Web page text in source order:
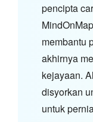
pencipta
membantu
akhirnya
kejayaan.
disyorkan
untuk